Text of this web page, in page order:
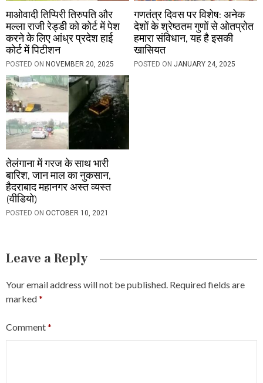
माओवादी तिप्पिरी तिरुपति और
मल्ला राजी रेड्डी को कोर्ट में पेश
करने के लिए आंध्र प्रदेश हाई
कोर्ट में पिटीशन
POSTED ON NOVEMBER 20, 2025
गणतंत्र दिवस पर विशेष: अनेक
देशों के श्रेष्ठतम गुणों से ओतप्रोत
हमारा संविधान, यह है इसकी
खासियत
POSTED ONJANUARY 24, 2025
तेलंगाना में गरज के साथ भारी
बारिश, जान माल का नुकसान,
हैदराबाद महानगर अस्त व्यस्त
(वीडियो)
POSTED ON OCTOBER 10, 2021
Leave a Reply
Your email address will not be published. Required fields are
marked*
Comment*